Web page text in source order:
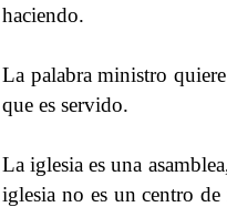
haciendo.
La palabra ministro
que es servido.
La iglesia es una
iglesia no es un centro